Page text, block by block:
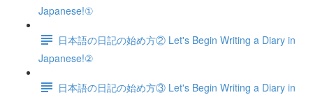
Japanese!①
日本語の日記の始め方② Let's Begin Writing a Diary in
Japanese!②
日本語の日記の始め方③ Let's Begin Writing a Diary in